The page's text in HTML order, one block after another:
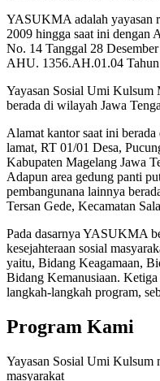
YASUKMA adalah yayasan
2009 hingga saat ini
No. 14 Tanggal 28
AHU. 1356.AH.01.04
Yayasan Sosial Umi Kulsum
berada di wilayah Jawa
Alamat kantor saat ini
lamat, RT 01/01 Desa,
Kabupaten Magelang Jawa
Adapun area gedung panti
pembangunana lainnya
Tersan Gede, Kecamatan
Pada dasarnya YASUKMA
kesejahteraan sosial
yaitu, Bidang Keagamaan,
Bidang Kemanusiaan.
langkah-langkah program,
Program Kami
Yayasan Sosial Umi
masyarakat